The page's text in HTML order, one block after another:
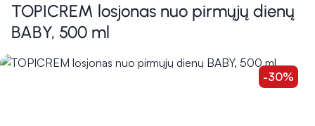
TOPICREM losjonas nuo pirmųjų dienų
BABY, 500 ml
-30%